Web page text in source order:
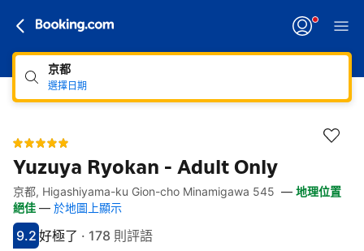
京都
選擇日期
Yuzuya Ryokan - Adult Only
快速連結
跳至住宿介紹
跳至熱門設施
跳至客房類型
跳至訂房政策
京都, Higashiyama-ku Gion-cho Minamigawa 545 — 地理位置
絕佳 — 於地圖上顯示
分數9.2分
9.2
評比好極了
好極了 · 178 則評語